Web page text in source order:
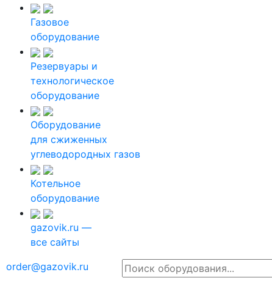
Газовое
оборудование
Резервуары и
технологическое
оборудование
Оборудование
для сжиженных
углеводородных газов
Котельное
оборудование
gazovik.ru —
все сайты
order@gazovik.ru